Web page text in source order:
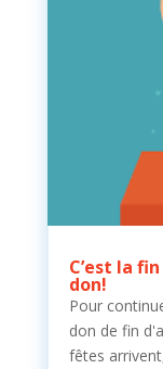
C’est la
don!
Pour
don de fin
fêtes